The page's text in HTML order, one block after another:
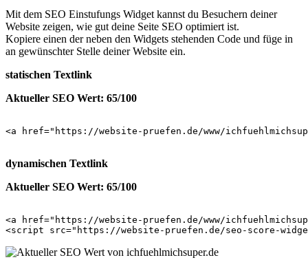
Mit dem SEO Einstufungs Widget kannst du Besuchern deiner
Website zeigen, wie gut deine Seite SEO optimiert ist.
Kopiere einen der neben den Widgets stehenden Code und füge in
an gewünschter Stelle deiner Website ein.
statischen Textlink
Aktueller SEO Wert: 65/100
<a href="https://website-pruefen.de/www/
dynamischen Textlink
Aktueller SEO Wert: 65/100
<a href="https://website-pruefen.de/www/